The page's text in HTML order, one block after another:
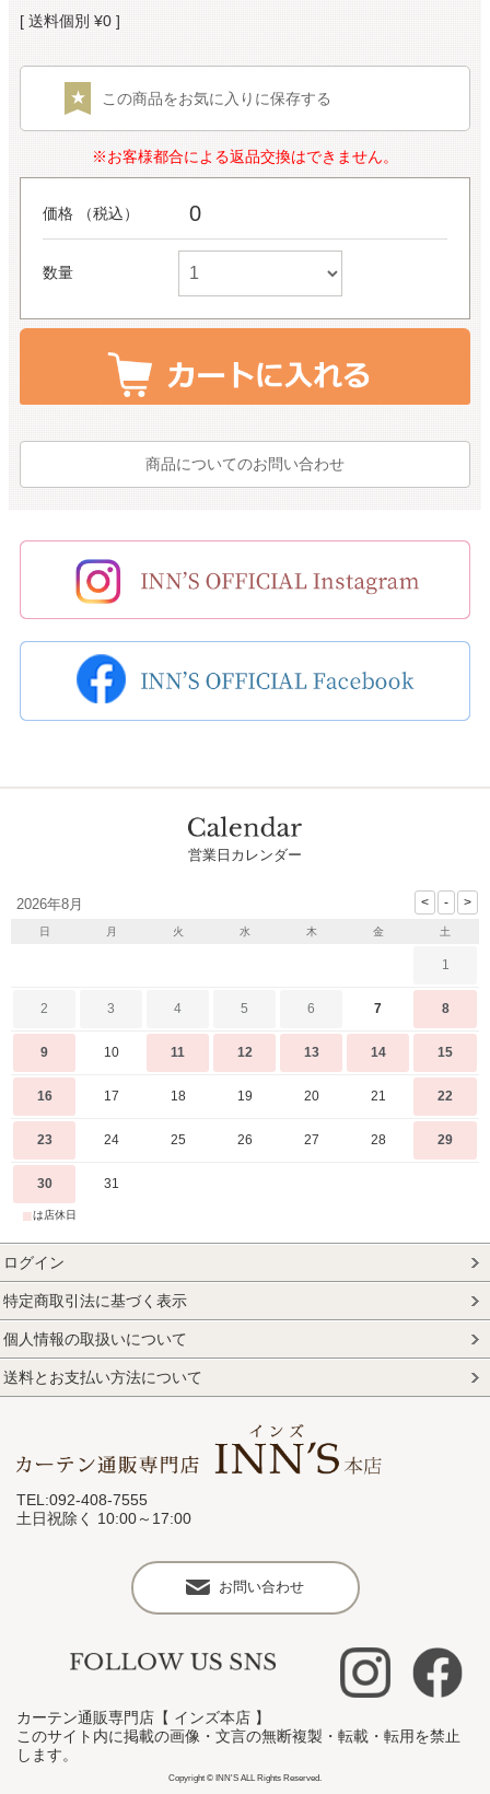
送料個別 ¥0
この商品をお気に入りに保存する
※お客様都合による返品交換はできません。
価格 （税込） 0
数量
商品についてのお問い合わせ
営業日カレンダー
2026年8月
日 月 火 水 木 金 土
1
2 3 4 5 6 7 8
9 10 11 12 13 14 15
16 17 18 19 20 21 22
23 24 25 26 27 28 29
30 31
■は店休日
ログイン
特定商取引法に基づく表示
個人情報の取扱いについて
送料とお支払い方法について
TEL:092-408-7555
土日祝除く 10:00～17:00
お問い合わせ
カーテン通販専門店【 インズ本店 】
このサイト内に掲載の画像・文言の無断複製・転載・転用を禁止
します。
Copyright © INN'S ALL Rights Reserved.